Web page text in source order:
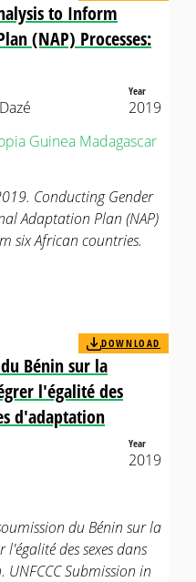
to Inform
(NAP) Processes:
Year
2019
Guinea Madagascar
Conducting Gender
Adaptation Plan (NAP)
six African countries.
Bénin sur la
l'égalité des
d'adaptation
DOWNLOAD
Year
2019
du Bénin sur la
des sexes dans
Submission in